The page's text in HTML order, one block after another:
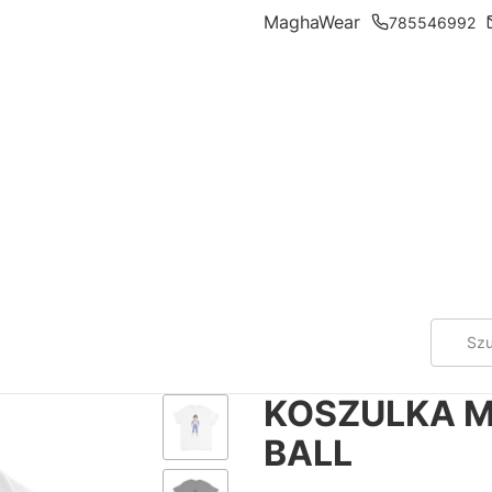
MaghaWear 785546992
KOSZULKA
BALL